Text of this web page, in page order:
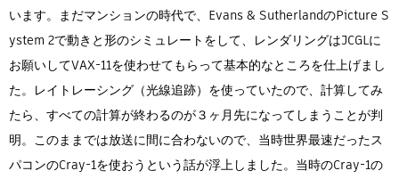
います。まだマンションの時代で、Evans & SutherlandのPicture S
ystem 2で動きと形のシミュレートをして、レンダリングはJCGLに
お願いしてVAX-11を使わせてもらって基本的なところを仕上げまし
た。レイトレーシング（光線追跡）を使っていたので、計算してみ
たら、すべての計算が終わるのが３ヶ月先になってしまうことが判
明。このままでは放送に間に合わないので、当時世界最速だったス
パコンのCray-1を使おうという話が浮上しました。当時のCray-1の